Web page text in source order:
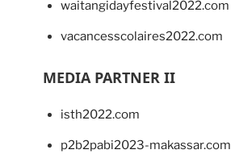
waitangidayfestival2022.com
vacancesscolaires2022.com
MEDIA PARTNER II
isth2022.com
p2b2pabi2023-makassar.com